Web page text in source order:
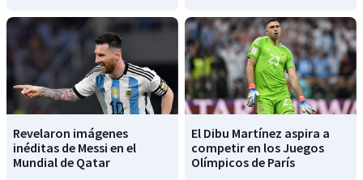
Revelaron imágenes
inéditas de Messi en el
Mundial de Qatar
El Dibu Martínez aspira a
competir en los Juegos
Olímpicos de París